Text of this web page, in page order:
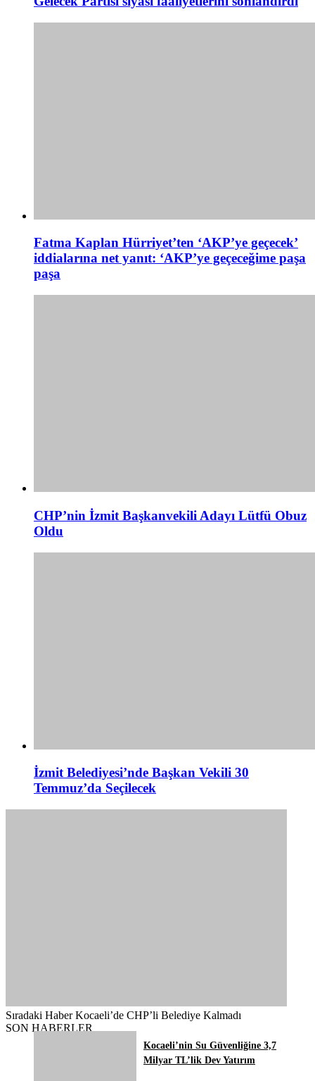
Fatma Kaplan Hürriyet’ten ‘AKP’ye geçecek’
iddialarına net yanıt: ‘AKP’ye geçeceğime paşa
paşa
CHP’nin İzmit Başkanvekili Adayı Lütfü Obuz
Oldu
İzmit Belediyesi’nde Başkan Vekili 30
Temmuz’da Seçilecek
Sıradaki Haber Kocaeli’de CHP’li Belediye Kalmadı
SON HABERLER
Kocaeli’nin Su Güvenliğine 3,7
Milyar TL’lik Dev Yatırım